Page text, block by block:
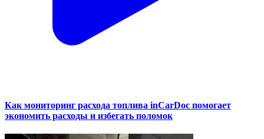
Как мониторинг расхода топлива inCarDoc помогает
экономить расходы и избегать поломок